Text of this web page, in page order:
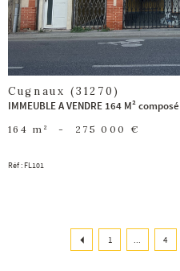
Cugnaux (31270)
IMMEUBLE A VENDRE 164 M²
164 m² - 275 000 €
Réf : FL101
1 ... 4